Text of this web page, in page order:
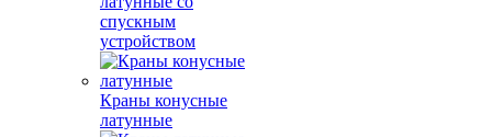
спускным
устройством
Краны конусные
латунные